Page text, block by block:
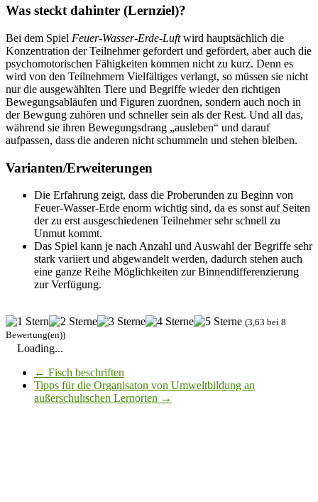
Was steckt dahinter (Lernziel)?
Bei dem Spiel Feuer-Wasser-Erde-Luftwird hauptsächlich die
Konzentration der Teilnehmer gefordert und gefördert, aber auch die
psychomotorischen Fähigkeiten kommen nicht zu kurz. Denn es
wird von den Teilnehmern Vielfältiges verlangt, so müssen sie nicht
nur die ausgewählten Tiere und Begriffe wieder den richtigen
Bewegungsabläufen und Figuren zuordnen, sondern auch noch in
der Bewgung zuhören und schneller sein als der Rest. Und all das,
während sie ihren Bewegungsdrang „ausleben“ und darauf
aufpassen, dass die anderen nicht schummeln und stehen bleiben.
Varianten/Erweiterungen
Die Erfahrung zeigt, dass die Proberunden zu Beginn von
Feuer-Wasser-Erde enorm wichtig sind, da es sonst auf Seiten
der zu erst ausgeschiedenen Teilnehmer sehr schnell zu
Unmut kommt.
Das Spiel kann je nach Anzahl und Auswahl der Begriffe sehr
stark variiert und abgewandelt werden, dadurch stehen auch
eine ganze Reihe Möglichkeiten zur Binnendifferenzierung
zur Verfügung.
(3,63 bei 8
Bewertung(en))
Loading...
← Fisch beschriften
Tipps für die Organisaton von Umweltbildung an
außerschulischen Lernorten →